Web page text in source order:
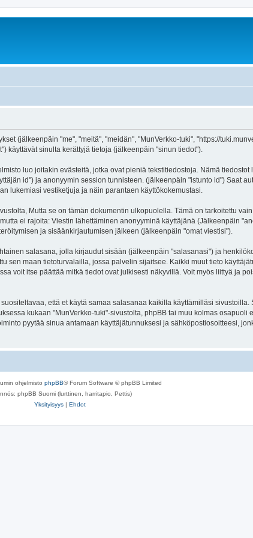
(jälkeenpäin "me", "meitä", "meidän", "MunVerkko-tuki", "https://
käyttävät sinulta kerättyjä tietoja (jälkeenpäin "sinun tiedot").
luo joitakin evästeitä, jotka ovat pieniä tekstitiedostoja. Nämä
id") ja anonyymin session tunnisteen. (jälkeenpäin "istunto id") Saat
lukemiasi vestiketjuja ja näin parantaen käyttökokemustasi.
Mutta se on tämän dokumentin ulkopuolella. Tämä on tarkoitettu
ei rajoita: Viestin lähettäminen anonyyminä käyttäjänä (Jälkeenpäin
ja sisäänkirjautumisen jälkeen (jälkeenpäin "omat viestisi").
salasana, jolla kirjaudut sisään (jälkeenpäin "salasanasi") ja
sen maan tietoturvalailla, jossa palvelin sijaitsee. Kaikki muut tieto
voit itse päättää mitkä tiedot ovat julkisesti näkyvillä. Voit myös liittyä ja
että et käytä samaa salasanaa kaikilla käyttämilläsi
kukaan "MunVerkko-tuki"-sivustolta, phpBB tai muu kolmas osapuoli
pyytää sinua antamaan käyttäjätunnuksesi ja sähköpostiosoitteesi,
ohjelmisto phpBB® Forum Software © phpBB Limited
phpBB Suomi (lurttinen, harritapio, Pettis)
Yksityisyys | Ehdot